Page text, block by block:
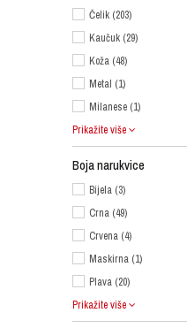
Čelik (203)
Kaučuk (29)
Koža (48)
Metal (1)
Milanese (1)
Prikažite više
Boja narukvice
Bijela (3)
Crna (49)
Crvena (4)
Maskirna (1)
Plava (20)
Prikažite više